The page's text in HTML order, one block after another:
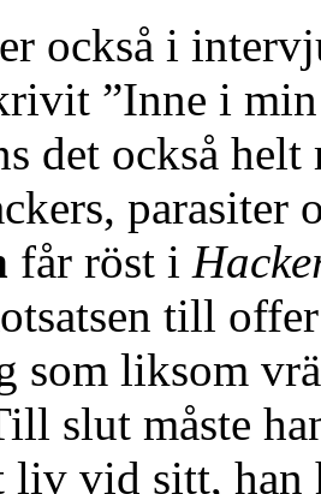
också i
”Inne i
det också
parasiter
får röst i
till
som liksom
slut måste
vid sitt, han